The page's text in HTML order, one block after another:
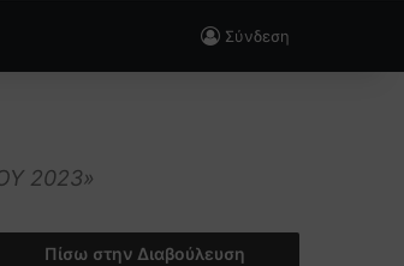
Σύνδεση
2023»
Πίσω στην Διαβούλευση